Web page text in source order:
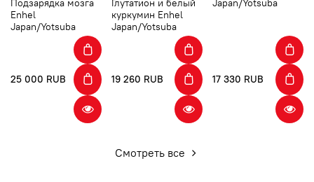
Enhel
Japan/Yotsuba
25 000 RUB
куркумин Enhel
Japan/Yotsuba
19 260 RUB 17 330 RUB
Смотреть все